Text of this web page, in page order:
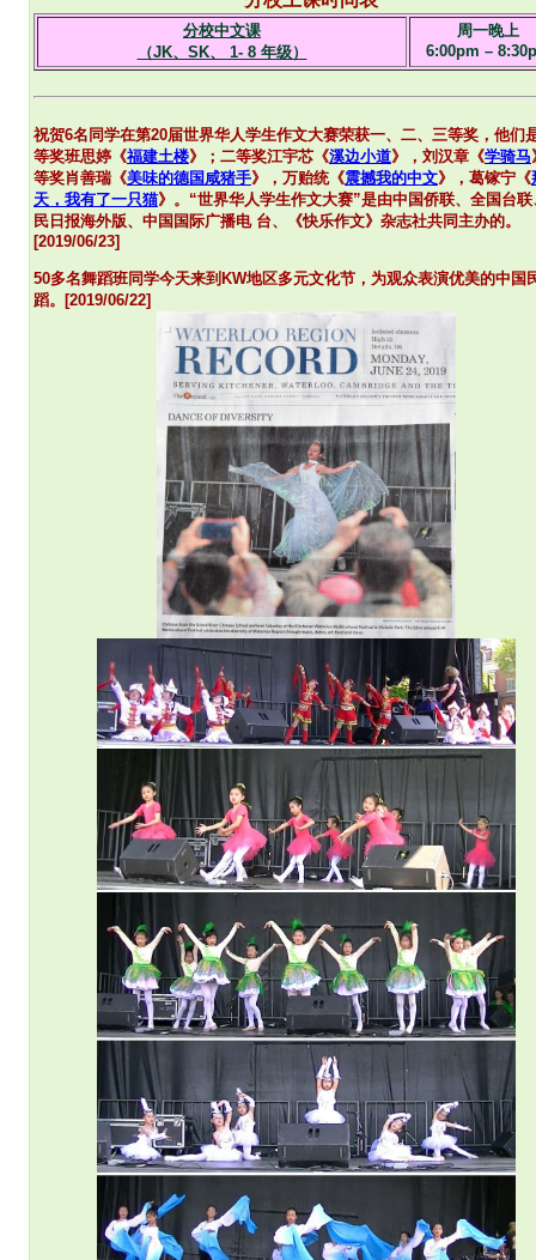
分校中文课
（JK、SK、 1- 8 年级）
周一晚上
6:00pm –
祝贺6名同学在第20届世界华人学生作文大赛荣获一、二、三等奖，他们
等奖班思婷《福建土楼》；二等奖江宇芯《溪边小道》，刘汉章《学骑马
等奖肖善瑞《美味的德国咸猪手》，万贻统《震撼我的中文》，葛镓宁《
天，我有了一只猫》。“世界华人学生作文大赛”是由中国侨联、全国台联
民日报海外版、中国国际广播电 台、《快乐作文》杂志社共同主办的。
[2019/06/23]
50多名舞蹈班同学今天来到KW地区多元文化节，为观众表演优美的中国
蹈。[2019/06/22]